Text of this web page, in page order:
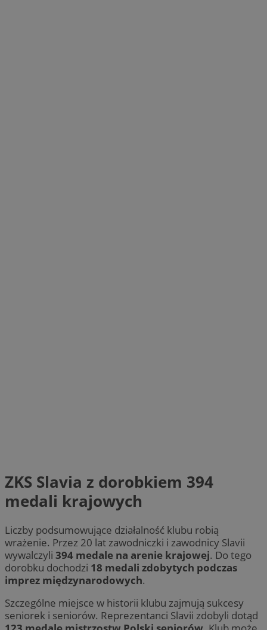
ZKS Slavia z dorobkiem 394
medali krajowych
Liczby podsumowujące działalność klubu robią
wrażenie. Przez 20 lat zawodniczki i zawodnicy Slavii
wywalczyli 394 medale na arenie krajowej. Do tego
dorobku dochodzi 18 medali zdobytych podczas
imprez międzynarodowych.
Szczególne miejsce w historii klubu zajmują sukcesy
seniorek i seniorów. Reprezentanci Slavii zdobyli dotąd